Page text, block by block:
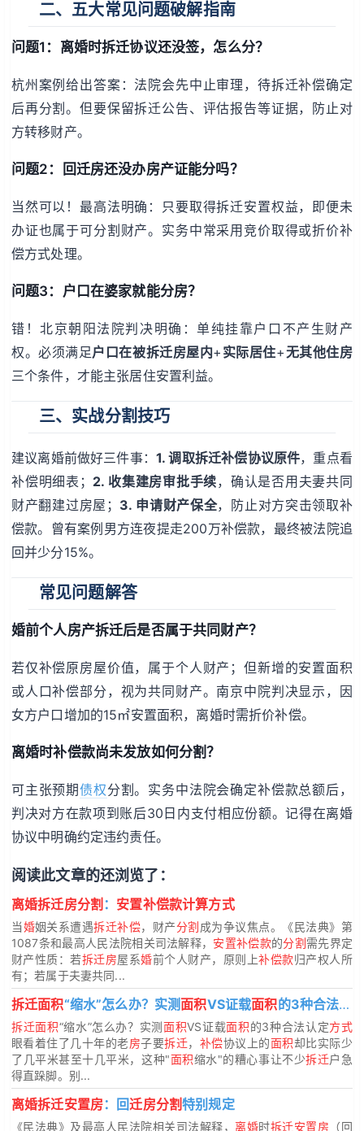
二、五大常见问题破解指南
问题1：离婚时拆迁协议还没签，怎么分？
杭州案例给出答案：法院会先中止审理，待拆迁补偿确定
后再分割。但要保留拆迁公告、评估报告等证据，防止对
方转移财产。
问题2：回迁房还没办房产证能分吗？
当然可以！最高法明确：只要取得拆迁安置权益，即便未
办证也属于可分割财产。实务中常采用竞价取得或折价补
偿方式处理。
问题3：户口在婆家就能分房？
错！北京朝阳法院判决明确：单纯挂靠户口不产生财产
权。必须满足户口在被拆迁房屋内+ 实际居住+无其他住房
三个条件，才能主张居住安置利益。
三、实战分割技巧
建议离婚前做好三件事： 1. 调取拆迁补偿协议原件，重点看
补偿明细表； 2. 收集建房审批手续，确认是否用夫妻共同
财产翻建过房屋； 3. 申请财产保全，防止对方突击领取补
偿款。曾有案例男方连夜提走200万补偿款，最终被法院追
回并少分15%。
常见问题解答
婚前个人房产拆迁后是否属于共同财产？
若仅补偿原房屋价值，属于个人财产；但新增的安置面积
或人口补偿部分，视为共同财产。南京中院判决显示，因
女方户口增加的15㎡安置面积，离婚时需折价补偿。
离婚时补偿款尚未发放如何分割？
可主张预期债权分割。实务中法院会确定补偿款总额后，
判决对方在款项到账后30日内支付相应份额。记得在离婚
协议中明确约定违约责任。
阅读此文章的还浏览了：
离婚拆迁房分割 ： 安置补偿款计算方式
当婚姻关系遭遇拆迁补偿，财产分割成为争议焦点。《民法典》第
1087条和最高人民法院相关司法解释， 安置补偿款的分割需先界定
财产性质：若拆迁房屋系婚前个人财产，原则上补偿款归产权人所
有；若属于夫妻共同...
拆迁面积“缩水”怎么办？实测面积VS证载面积的3种合法认定
拆迁面积“缩水”怎么办？实测面积VS证载面积的3种合法认定方式
眼看着住了几十年的老房子要拆迁， 补偿协议上的面积却比实际少
了几平米甚至十几平米，这种"面积缩水"的糟心事让不少拆迁户急
得直跺脚。别...
离婚拆迁安置房：回迁房分割特别规定
《民法典》及最高人民法院相关司法解释， 离婚时拆迁安置房 （回